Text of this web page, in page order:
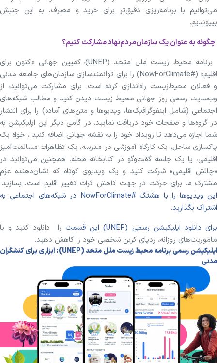
می‌توانیم با برنامه‌ریزی دقیق‌تر برای خرید و مصرف، به این جنبش
بپیوندیم.
چگونه به عنوان یک سازمان‌مردم‌نهاد مشارکت کنیم؟
برنامه محیط زیست ملل متحد (UNEP)، کمپین جهانی «اکنون برای
اقلیم» (#NowForClimate) را برای توانمندسازی سازمان‌های جامعه مدنی
و فعالان محیط‌زیست راه‌اندازی کرده است. برای مشارکت می‌توانید، از
وب‌سایت رسمی روز جهانی محیط زیست دیدن کنید و مطالب شبکه‌های
اجتماعی (شامل اینفوگرافیک‌ها، ویدیوها و متن‌های آماده) را برای انتشار
در گروه‌ها و صفحات خود دریافت نمایید. در گامی دیگر این اپلیکیشن به
شما اجازه می‌دهد تا رویداد خود را به نقشه جهانی اضافه کنید ، خواه یک
پاکسازی ساحل، یک کارگاه آموزشی در مدرسه، یک تظاهرات مسالمت‌آمیز
اقلیمی، یا یک جلسه گفت‌وگو در کتابخانه محله. همچنین می‌توانید در
«چالش اقلیمی» شرکت کنید و یک ویدیوی کوتاه که نشان‌دهنده عزم
مشترک ما برای حرکت در جهت کاهش اثرات تغییر اقلیم است، بسازید.
این ویدیوها را با هشتگ #NowForClimate در شبکه‌های اجتماعی به
اشتراک بگذارید.
برای دانلود اپلیکیشن رسمی (UNEP) این قسمت
را دانلود کنید و با
ماموریت‌های روزانه، ردپای کربن شخصی خود را کاهش دهید.
اپلیکیشن رسمی برنامه محیط زیست ملل متحد (UNEP): ابزاری برای کنشگران
مدنی